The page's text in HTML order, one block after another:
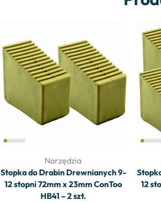
Narzędzia
Stopka do Drabin Drewnianych 9-
12 stopni 72mm x 23mm ConToo
HB41 – 2 szt.
12